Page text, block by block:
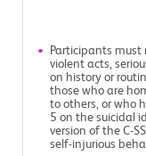
Participants
violent acts,
on history or
those who are
to others, or who
5 on the suicidal
version of the C-
self-injurious